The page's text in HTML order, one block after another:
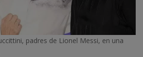
padres de Lionel Messi, en una